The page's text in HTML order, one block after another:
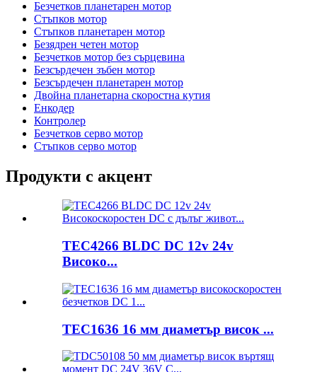
Безчетков планетарен мотор
Стъпков мотор
Стъпков планетарен мотор
Безядрен четен мотор
Безчетков мотор без сърцевина
Безсърдечен зъбен мотор
Безсърдечен планетарен мотор
Двойна планетарна скоростна кутия
Енкодер
Контролер
Безчетков серво мотор
Стъпков серво мотор
Продукти с акцент
TEC4266 BLDC DC 12v 24v
Високо...
TEC1636 16 мм диаметър висок ...